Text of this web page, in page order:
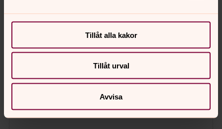
Tillåt alla kakor
Tillåt urval
Avvisa